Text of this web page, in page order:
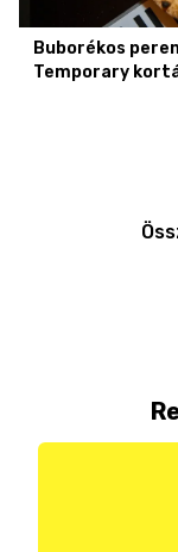
Buborékos
Temporary